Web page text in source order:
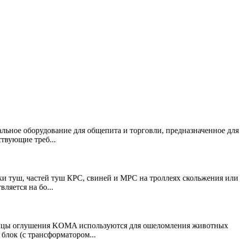
оборудование для общепита и торговли, предназначенное для
треб...
туш, частей туш КРС, свиней и МРС на троллеях скольжения или
на бо...
оглушения KOMA используются для ошеломления животных
(с трансформатором...